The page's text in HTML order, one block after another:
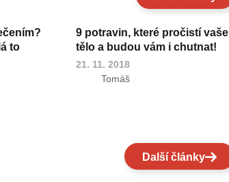
to
9 potravin, které pročistí vaše
tělo a budou vám i chutnat!
21. 11. 2018
Tomáš
Další články